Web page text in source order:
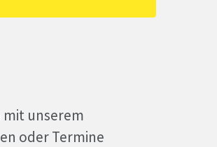
mit unserem
oder Termine